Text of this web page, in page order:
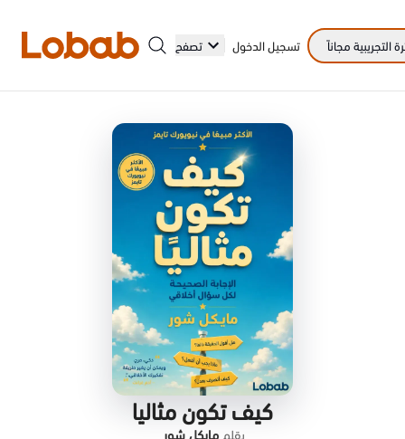
تصفح تسجيل الدخول التجريبية مجاناً
أمم!
لا توجد كتب في الرف بعد.
كيف تكون مثاليا
بقلم مايكل شور